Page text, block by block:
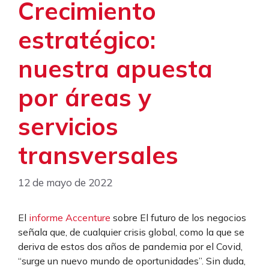
Crecimiento
estratégico:
nuestra apuesta
por áreas y
servicios
transversales
12 de mayo de 2022
El informe Accenture sobre El futuro de los negocios
señala que, de cualquier crisis global, como la que se
deriva de estos dos años de pandemia por el Covid,
“surge un nuevo mundo de oportunidades”. Sin duda,